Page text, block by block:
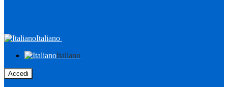
Italiano
Italiano
Accedi